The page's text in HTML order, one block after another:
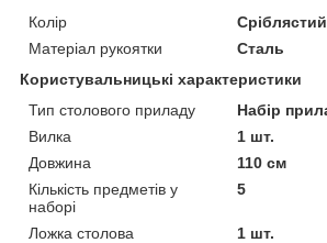
Колір
Сріблястий
Матеріал рукоятки
Сталь
Користувальницькі характеристики
Тип столового приладу
Набір
Вилка
1 шт.
Довжина
110 см
Кількість предметів у
наборі
5
Ложка столова
1 шт.